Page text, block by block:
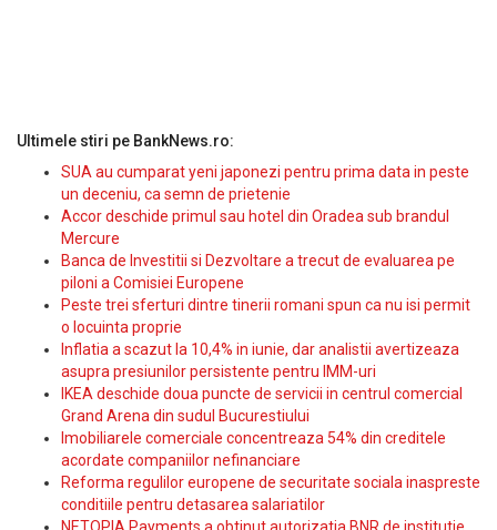
Ultimele stiri pe BankNews.ro:
SUA au cumparat yeni japonezi pentru prima data in peste
un deceniu, ca semn de prietenie
Accor deschide primul sau hotel din Oradea sub brandul
Mercure
Banca de Investitii si Dezvoltare a trecut de evaluarea pe
piloni a Comisiei Europene
Peste trei sferturi dintre tinerii romani spun ca nu isi permit
o locuinta proprie
Inflatia a scazut la 10,4% in iunie, dar analistii avertizeaza
asupra presiunilor persistente pentru IMM-uri
IKEA deschide doua puncte de servicii in centrul comercial
Grand Arena din sudul Bucurestiului
Imobiliarele comerciale concentreaza 54% din creditele
acordate companiilor nefinanciare
Reforma regulilor europene de securitate sociala inaspreste
conditiile pentru detasarea salariatilor